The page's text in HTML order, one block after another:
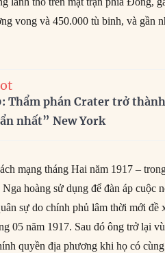
vong và 450.000 tù binh, và gần
Thẩm phán Crater trở
nhất” New York
mạng tháng Hai năm 1917 –
hoàng sử dụng để đàn áp cuộc
sự do chính phủ lâm thời mới đề
05 năm 1917. Sau đó ông trở lại
quyền địa phương khi họ có